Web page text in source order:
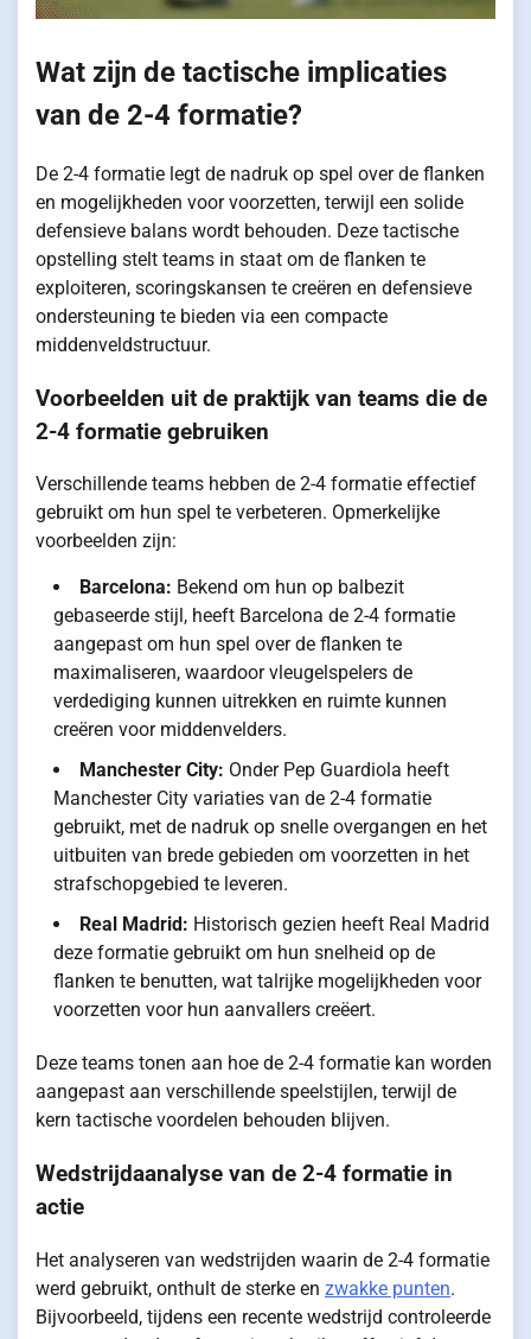
Wat zijn de tactische implicaties
van de 2-4 formatie?
De 2-4 formatie legt de nadruk op spel over de flanken
en mogelijkheden voor voorzetten, terwijl een solide
defensieve balans wordt behouden. Deze tactische
opstelling stelt teams in staat om de flanken te
exploiteren, scoringskansen te creëren en defensieve
ondersteuning te bieden via een compacte
middenveldstructuur.
Voorbeelden uit de praktijk van teams die de
2-4 formatie gebruiken
Verschillende teams hebben de 2-4 formatie effectief
gebruikt om hun spel te verbeteren. Opmerkelijke
voorbeelden zijn:
Barcelona: Bekend om hun op balbezit
gebaseerde stijl, heeft Barcelona de 2-4 formatie
aangepast om hun spel over de flanken te
maximaliseren, waardoor vleugelspelers de
verdediging kunnen uitrekken en ruimte kunnen
creëren voor middenvelders.
Manchester City: Onder Pep Guardiola heeft
Manchester City variaties van de 2-4 formatie
gebruikt, met de nadruk op snelle overgangen en het
uitbuiten van brede gebieden om voorzetten in het
strafschopgebied te leveren.
Real Madrid: Historisch gezien heeft Real Madrid
deze formatie gebruikt om hun snelheid op de
flanken te benutten, wat talrijke mogelijkheden voor
voorzetten voor hun aanvallers creëert.
Deze teams tonen aan hoe de 2-4 formatie kan worden
aangepast aan verschillende speelstijlen, terwijl de
kern tactische voordelen behouden blijven.
Wedstrijdaanalyse van de 2-4 formatie in
actie
Het analyseren van wedstrijden waarin de 2-4 formatie
werd gebruikt, onthult de sterke en zwakke punten.
Bijvoorbeeld, tijdens een recente wedstrijd controleerde